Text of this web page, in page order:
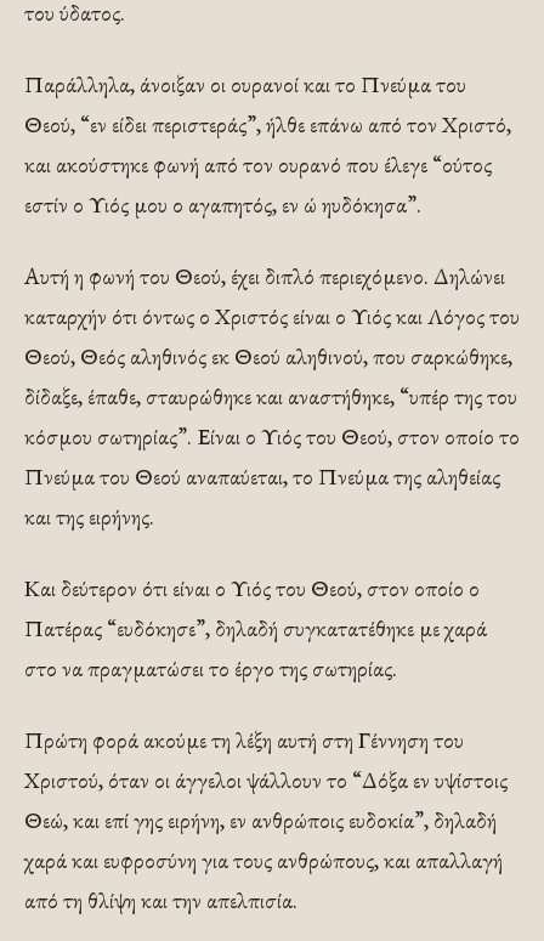
του ύδατος.
Παράλληλα, άνοιξαν οι ουρανοί και το Πνεύμα του
Θεού, “εν είδει περιστεράς”, ήλθε επάνω από τον Χριστό,
και ακούστηκε φωνή από τον ουρανό που έλεγε “ούτος
εστίν ο Υιός μου ο αγαπητός, εν ώ ηυδόκησα”.
Αυτή η φωνή του Θεού, έχει διπλό περιεχόμενο. Δηλώνει
καταρχήν ότι όντως ο Χριστός είναι ο Υιός και Λόγος του
Θεού, Θεός αληθινός εκ Θεού αληθινού, που σαρκώθηκε,
δίδαξε, έπαθε, σταυρώθηκε και αναστήθηκε, “υπέρ της του
κόσμου σωτηρίας”. Είναι ο Υιός του Θεού, στον οποίο το
Πνεύμα του Θεού αναπαύεται, το Πνεύμα της αληθείας
και της ειρήνης.
Και δεύτερον ότι είναι ο Υιός του Θεού, στον οποίο ο
Πατέρας “ευδόκησε”, δηλαδή συγκατατέθηκε με χαρά
στο να πραγματώσει το έργο της σωτηρίας.
Πρώτη φορά ακούμε τη λέξη αυτή στη Γέννηση του
Χριστού, όταν οι άγγελοι ψάλλουν το “Δόξα εν υψίστοις
Θεώ, και επί γης ειρήνη, εν ανθρώποις ευδοκία”, δηλαδή
χαρά και ευφροσύνη για τους ανθρώπους, και απαλλαγή
από τη θλίψη και την απελπισία.